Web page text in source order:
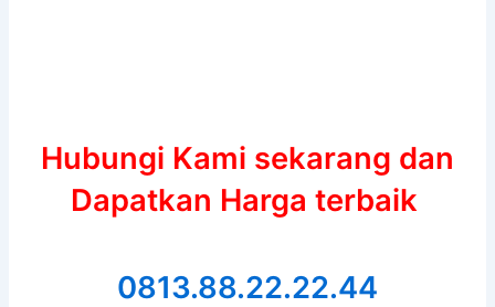
Hubungi Kami sekarang dan
Dapatkan Harga terbaik
0813.88.22.22.44